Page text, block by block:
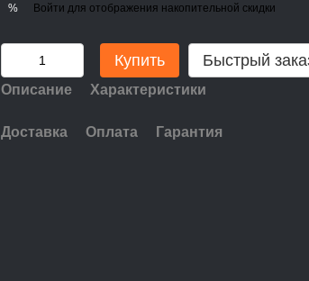
% Войти для отображения накопительной скидки
Купить Быстрый
Описание Характеристики
Доставка Оплата Гарантия